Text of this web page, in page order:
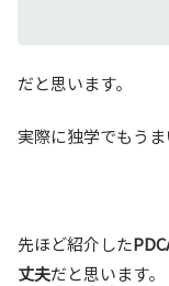
だと思います。
実際に独学でもう
先ほど紹介した
丈夫だと思います。